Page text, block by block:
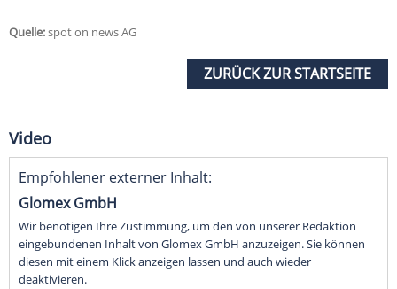
Quelle:spot on news AG
ZURÜCK ZUR STARTSEITE
Video
Empfohlener externer Inhalt:
Glomex GmbH
Wir benötigen Ihre Zustimmung, um den von unserer Redaktion
eingebundenen Inhalt von Glomex GmbH anzuzeigen. Sie können
diesen mit einem Klick anzeigen lassen und auch wieder
deaktivieren.